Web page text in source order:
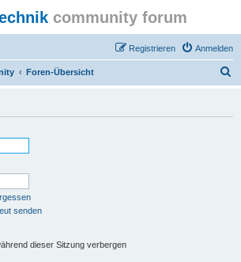
community forum
Anmelden
Registrieren
Foren-Übersicht
senden
dieser Sitzung verbergen